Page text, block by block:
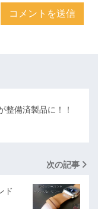
整備済製品に！！
次の記事
ド